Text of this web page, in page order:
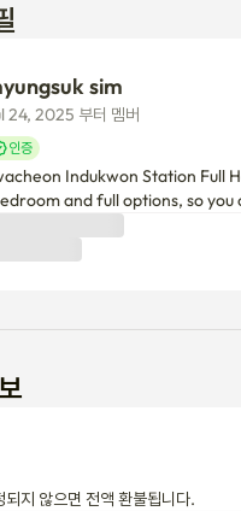
sim
24, 2025 부터 멤버
인증
Indukwon Station Full
and full options, so
지 않으면 전액 환불됩니다.